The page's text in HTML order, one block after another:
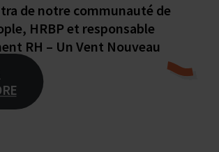
de notre communauté de
HRBP et responsable
RH – Un Vent Nouveau